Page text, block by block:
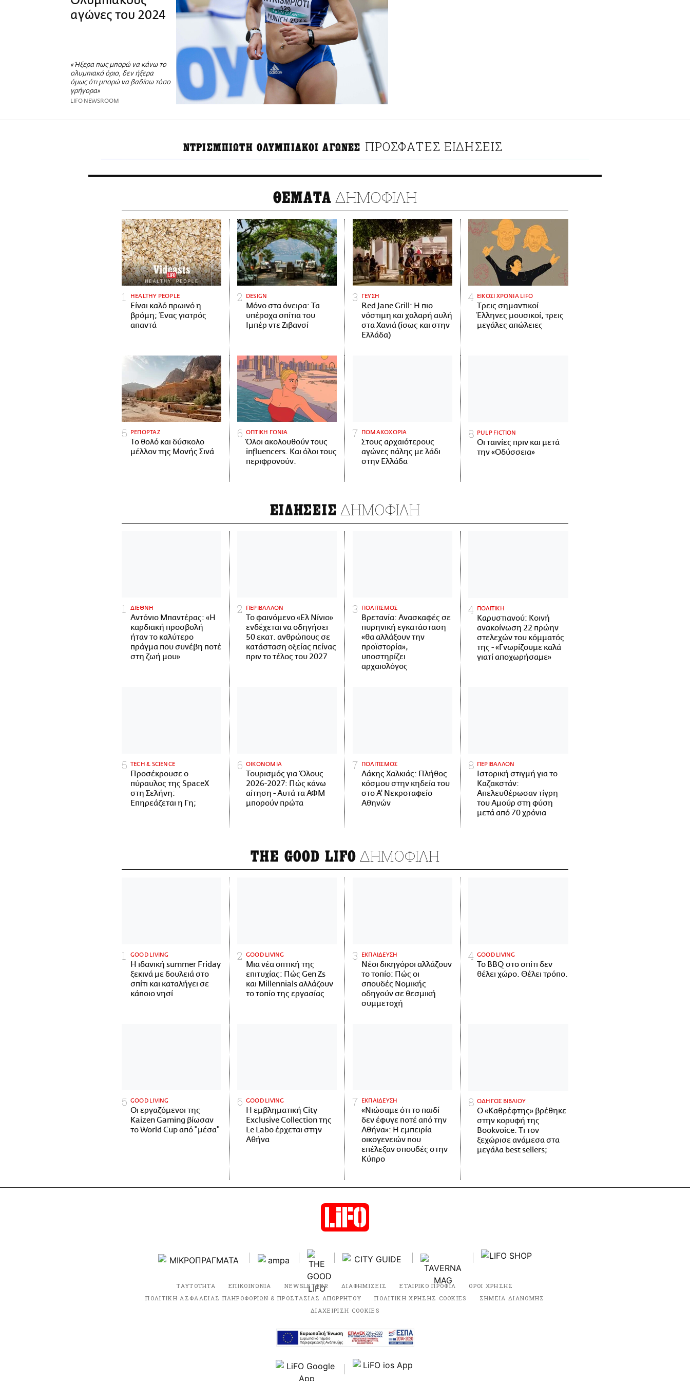
αγώνες του 2024
«Ήξερα πως μπορώ να κάνω το
ολυμπιακό όριο, δεν ήξερα
όμως ότι μπορώ να βαδίσω τόσο
γρήγορα»
LIFO NEWSROOM
ΝΤΡΙΣΜΠΙΩΤΗ ΟΛΥΜΠΙΑΚΟΙ ΑΓΩΝΕΣ ΠΡΟΣΦΑΤΕΣ ΕΙΔΗΣΕΙΣ
ΘΕΜΑΤΑ ΔΗΜΟΦΙΛΗ
HEALTHY PEOPLE
Είναι καλό πρωινό η
βρόμη; Ένας γιατρός
απαντά
DESIGN
Μόνο στα όνειρα: Τα
υπέροχα σπίτια του
Ιμπέρ ντε Ζιβανσί
ΓΕΥΣΗ
Red Jane Grill: Η πιο
νόστιμη και χαλαρή αυλή
στα Χανιά (ίσως και στην
Ελλάδα)
ΕΙΚΟΣΙ ΧΡΟΝΙΑ LIFO
Tρεις σημαντικοί
Έλληνες μουσικοί, τρεις
μεγάλες απώλειες
ΡΕΠΟΡΤΑΖ
Το θολό και δύσκολο
μέλλον της Μονής Σινά
ΟΠΤΙΚΗ ΓΩΝΙΑ
Όλοι ακολουθούν τους
influencers. Και όλοι τους
περιφρονούν.
ΠΟΜΑΚΟΧΩΡΙΑ
Στους αρχαιότερους
αγώνες πάλης με λάδι
στην Ελλάδα
PULP FICTION
Οι ταινίες πριν και μετά
την «Οδύσσεια»
ΕΙΔΗΣΕΙΣ ΔΗΜΟΦΙΛΗ
ΔΙΕΘΝΗ
Αντόνιο Μπαντέρας: «Η
καρδιακή προσβολή
ήταν το καλύτερο
πράγμα που συνέβη ποτέ
στη ζωή μου»
ΠΕΡΙΒΑΛΛΟΝ
Το φαινόμενο «Ελ Νίνιο»
ενδέχεται να οδηγήσει
50 εκατ. ανθρώπους σε
κατάσταση οξείας πείνας
πριν το τέλος του 2027
ΠΟΛΙΤΙΣΜΟΣ
Βρετανία: Ανασκαφές σε
πυρηνική εγκατάσταση
«θα αλλάξουν την
προϊστορία»,
υποστηρίζει
αρχαιολόγος
ΠΟΛΙΤΙΚΗ
Καρυστιανού: Κοινή
ανακοίνωση 22 πρώην
στελεχών του κόμματός
της - «Γνωρίζουμε καλά
γιατί αποχωρήσαμε»
ΤECH & SCIENCE
Προσέκρουσε ο
πύραυλος της SpaceX
στη Σελήνη:
Επηρεάζεται η Γη;
ΟΙΚΟΝΟΜΙΑ
Τουρισμός για Όλους
2026-2027: Πώς κάνω
αίτηση - Αυτά τα ΑΦΜ
μπορούν πρώτα
ΠΟΛΙΤΙΣΜΟΣ
Λάκης Χαλκιάς: Πλήθος
κόσμου στην κηδεία του
στο Α' Νεκροταφείο
Αθηνών
ΠΕΡΙΒΑΛΛΟΝ
Ιστορική στιγμή για το
Καζακστάν:
Απελευθέρωσαν τίγρη
του Αμούρ στη φύση
μετά από 70 χρόνια
THE GOOD LIFO ΔΗΜΟΦΙΛΗ
GOOD LIVING
Η ιδανική summer Friday
ξεκινά με δουλειά στο
σπίτι και καταλήγει σε
κάποιο νησί
GOOD LIVING
Μια νέα οπτική της
επιτυχίας: Πώς Gen Zs
και Millennials αλλάζουν
το τοπίο της εργασίας
ΕΚΠΑΙΔΕΥΣΗ
Νέοι δικηγόροι αλλάζουν
το τοπίο: Πώς οι
σπουδές Νομικής
οδηγούν σε θεσμική
συμμετοχή
GOOD LIVING
Το BBQ στο σπίτι δεν
θέλει χώρο. Θέλει τρόπο.
GOOD LIVING
Οι εργαζόμενοι της
Kaizen Gaming βίωσαν
το World Cup από "μέσα"
GOOD LIVING
Η εμβληματική City
Exclusive Collection της
Le Labo έρχεται στην
Αθήνα
ΕΚΠΑΙΔΕΥΣΗ
«Νιώσαμε ότι το παιδί
δεν έφυγε ποτέ από την
Αθήνα»: Η εμπειρία
οικογενειών που
επέλεξαν σπουδές στην
Κύπρο
ΟΔΗΓΟΣ ΒΙΒΛΙΟΥ
Ο «Καθρέφτης» βρέθηκε
στην κορυφή της
Bookvoice. Τι τον
ξεχώρισε ανάμεσα στα
μεγάλα best sellers;
ΤΑΥΤΟΤΗΤΑ ΕΠΙΚΟΙΝΩΝΙΑ NEWSLETTER ΔΙΑΦΗΜΙΣΕΙΣ ΕΤΑΙΡΙΚΟ ΠΡΟΦΙΛ
ΟΡΟΙ ΧΡΗΣΗΣ
ΠΟΛΙΤΙΚΗ ΑΣΦΑΛΕΙΑΣ ΠΛΗΡΟΦΟΡΙΩΝ & ΠΡΟΣΤΑΣΙΑΣ ΑΠΟΡΡΗΤΟΥ
ΠΟΛΙΤΙΚΗ ΧΡΗΣΗΣ COOKIES
ΣΗΜΕΙΑ ΔΙΑΝΟΜΗΣ
ΔΙΑΧΕΙΡΙΣΗ COOKIES